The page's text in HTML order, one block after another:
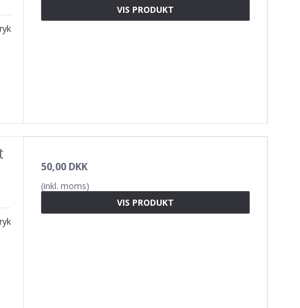
VIS PRODUKT
50,00 DKK
(inkl. moms)
VIS PRODUKT